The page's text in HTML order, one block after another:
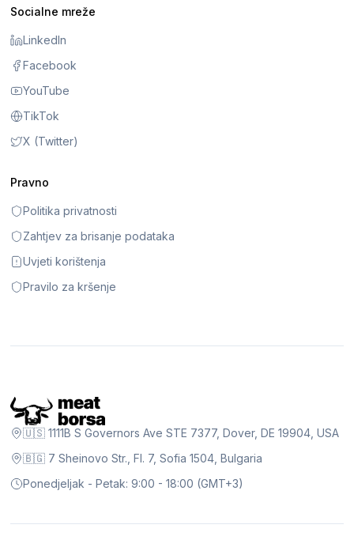
Socialne mreže
LinkedIn
Facebook
YouTube
TikTok
X (Twitter)
Pravno
Politika privatnosti
Zahtjev za brisanje podataka
Uvjeti korištenja
Pravilo za kršenje
🇺🇸 1111B S Governors Ave STE 7377, Dover, DE 19904, USA
🇧🇬 7 Sheinovo Str., Fl. 7, Sofia 1504, Bulgaria
Ponedjeljak - Petak: 9:00 - 18:00 (GMT+3)